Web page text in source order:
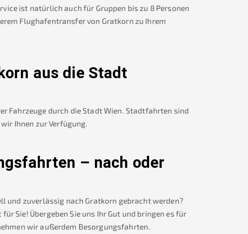
ist natürlich auch für Gruppen bis zu 8 Personen
Flughafentransfer von Gratkorn zu Ihrem
aus die Stadt
Fahrzeuge durch die Stadt Wien. Stadtfahrten sind
Ihnen zur Verfügung.
– nach oder
und zuverlässig nach Gratkorn gebracht werden?
Sie! Übergeben Sie uns Ihr Gut und bringen es für
wir außerdem Besorgungsfahrten.